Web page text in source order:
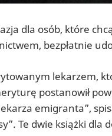
dla osób, które
bezpłatnie
lekarzem,
postanowił
emigranta”,
Te dwie książki